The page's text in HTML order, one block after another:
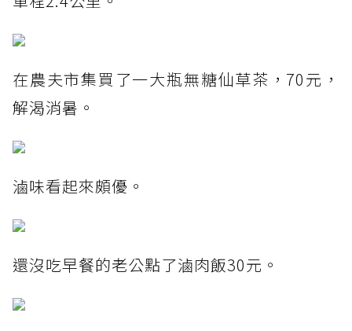
在農夫市集買了一大瓶無糖仙草茶，70元，
解渴消暑。
滷味看起來頗優。
還沒吃早餐的老公點了滷肉飯30元。